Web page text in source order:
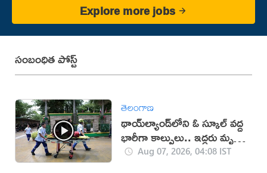
Explore more jobs
సంబంధిత పోస్ట్
తెలంగాణ
థాయ్‌ల్యాండ్‌లోని ఓ స్కూల్‌ వద్ద
భారీగా కాల్పులు.. ఇద్దరు మృతి
(వీడియో)
Aug 07, 2026, 04:08 IST